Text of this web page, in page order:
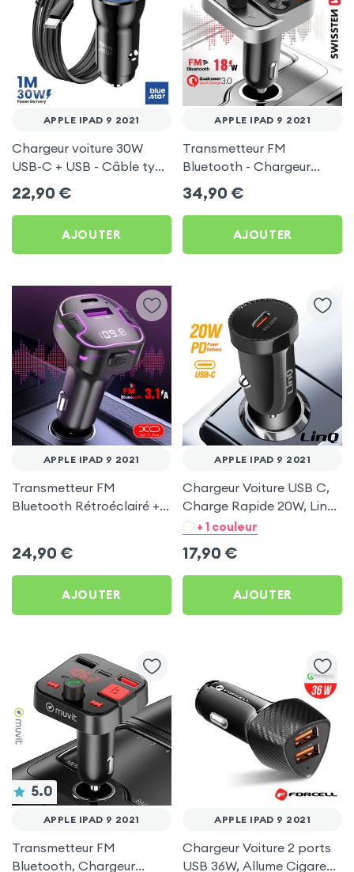
APPLE IPAD 9 2021
Chargeur voiture 30W
USB-C + USB - Câble type
C 60W Blue Star pour
Apple iPad 9 2021
22,90 €
AJOUTER
APPLE IPAD 9 2021
Transmetteur FM
Bluetooth - Chargeur
Voiture USB C + USB -
Swissten
34,90 €
AJOUTER
APPLE IPAD 9 2021
Transmetteur FM
Bluetooth Rétroéclairé +
24,90 €
AJOUTER
APPLE IPAD 9 2021
Chargeur Voiture USB C,
Charge Rapide 20W, LinQ
- Noir pour Apple iPad 9
+ 1 couleur
17,90 €
AJOUTER
5.0
APPLE IPAD 9 2021
Transmetteur FM
Bluetooth, Chargeur
APPLE IPAD 9 2021
Chargeur Voiture 2 ports
USB 36W, Allume Cigare